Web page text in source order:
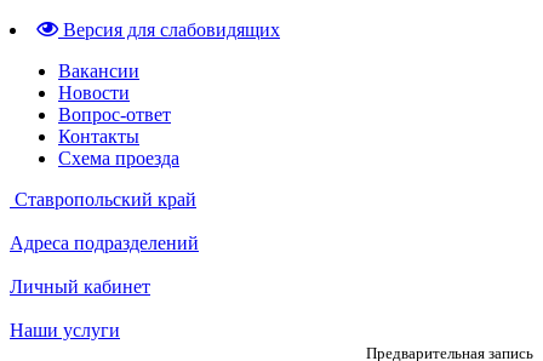
Версия для слабовидящих
Вакансии
Новости
Вопрос-ответ
Контакты
Схема проезда
Ставропольский край
Адреса подразделений
Личный кабинет
Наши услуги
Предварительная запись